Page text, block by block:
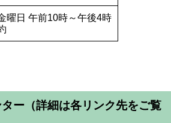
曜日 午前10時～午後4時
ー （詳細は各リンク先をご覧